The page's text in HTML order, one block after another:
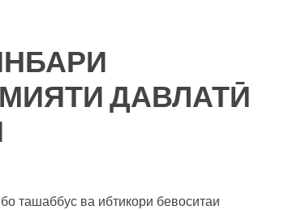
ДАВЛАТӢ
ташаббус ва ибтикори бевоситаи